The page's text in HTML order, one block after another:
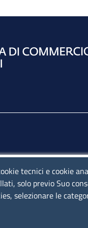
pomeriggio:
tecnici e cookie
solo previo Suo
selezionare le